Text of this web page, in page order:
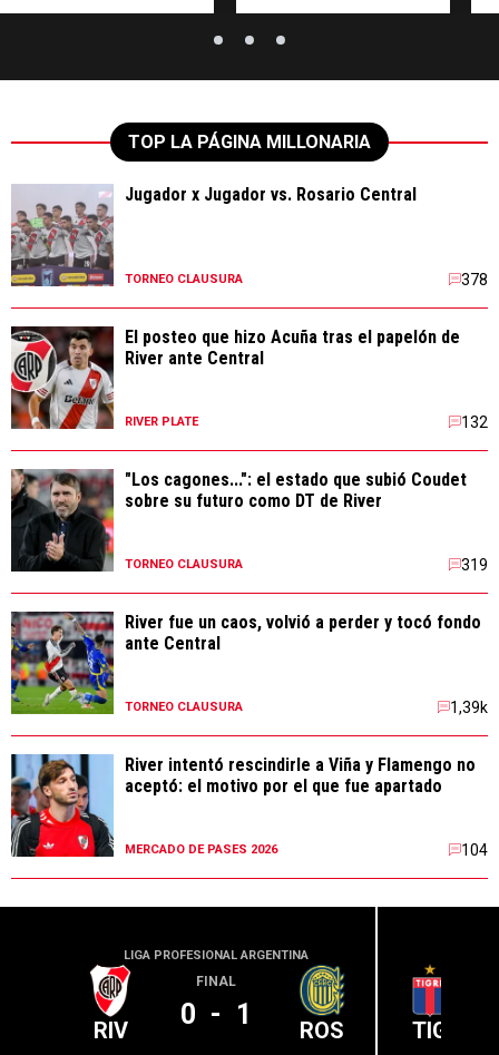
TOP LA PÁGINA MILLONARIA
Jugador x Jugador vs. Rosario Central
TORNEO CLAUSURA 378
El posteo que hizo Acuña tras el papelón de
River ante Central
RIVER PLATE 132
"Los cagones...": el estado que subió Coudet
sobre su futuro como DT de River
TORNEO CLAUSURA 319
River fue un caos, volvió a perder y tocó fondo
ante Central
TORNEO CLAUSURA 1,39k
River intentó rescindirle a Viña y Flamengo no
aceptó: el motivo por el que fue apartado
MERCADO DE PASES 2026 104
LIGA PROFESIONAL ARGENTINA
RIV
FINAL
0 - 1 ROS TIG